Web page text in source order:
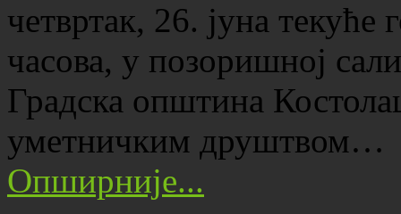
четвртак, 26. јуна
часова, у позоришној
Градска општина
уметничким друштвом…
Опширније...